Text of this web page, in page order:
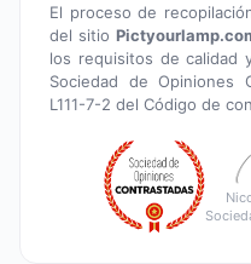
El proceso de
del sitio
los requisitos de calidad
Sociedad de Opiniones
L111-7-2 del Código de